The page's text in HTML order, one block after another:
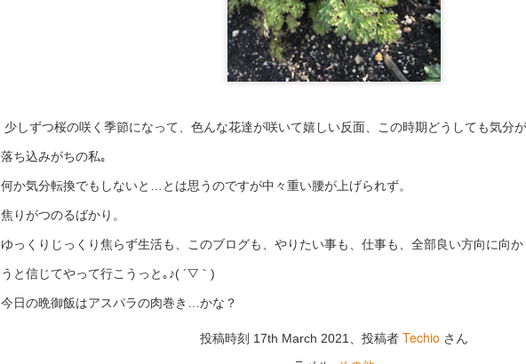
少しずつ桜の咲く季節になって、色んな花達が咲いて嬉しい反面、この時期どうしても気分が
落ち込みがちの私｡
何か気分転換でもしないと…とは思うのですが中々重い腰が上げられず。
焦りがつのるばかり。
ゆっくりじっくり焦らず生活も、このブログも、やりたい事も、仕事も、全部良い方向に向か
うと信じてやって行こうっと｡♪( ´▽｀)
今日の晩御飯はアスパラの肉巻き…かな？
投稿時刻 17th March 2021 、投稿者 Techio さん
やっと完成？ 凶 張り替え（金具